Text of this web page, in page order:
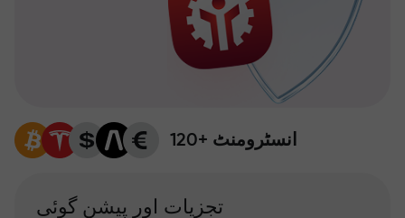
120+ انسٹرومنٹ
تجزیات اور پیشن گوئی